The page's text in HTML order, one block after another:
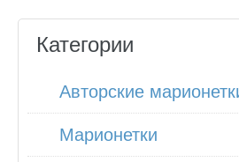
Категории
Авторские
Марионетки